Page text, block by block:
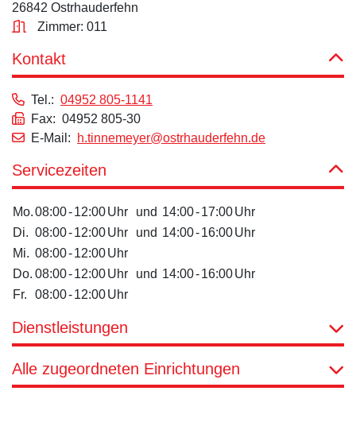
26842 Ostrhauderfehn
Zimmer: 011
Kontakt
Tel.: 04952 805-1141
Fax: 04952 805-30
E-Mail:
h.tinnemeyer@ostrhauderfehn.de
Servicezeiten
Mo.08:00-12:00Uhr und 14:00-17:00Uhr
Di. 08:00-12:00Uhr und 14:00-16:00Uhr
Mi. 08:00-12:00Uhr
Do. 08:00-12:00Uhr und 14:00-16:00Uhr
Fr.
08:00-12:00Uhr
Dienstleistungen
Alle zugeordneten Einrichtungen